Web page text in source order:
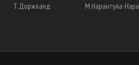
Т.Доржханд
М.Нарантуяа-Нара